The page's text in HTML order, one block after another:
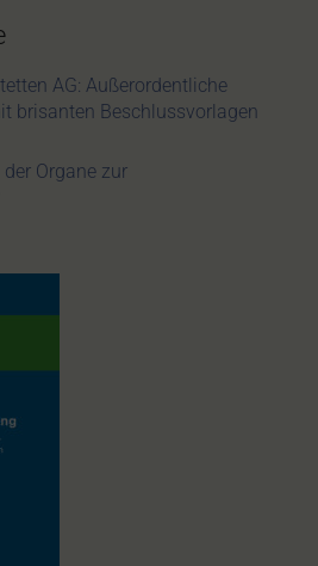
AG: Außerordentliche
brisanten Beschlussvorlagen
Organe zur